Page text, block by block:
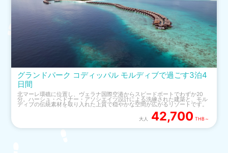
グランドパーク コディッパル モルディブで過ごす3泊4
日間
北マーレ環礁に位置し、ヴェラナ国際空港からスピードボートでわずか20
分。ハーシュ・ベドナー・アソシエイツ設計による洗練された建築と、モル
ディブの伝統素材を取り入れた上質で穏やかな空間が広がるリゾートです。
大人 42,700 THB～